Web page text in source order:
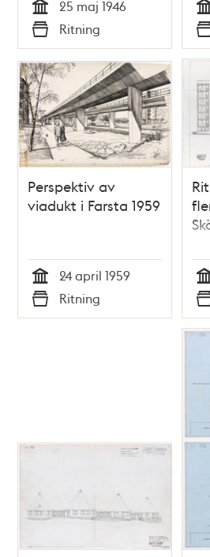
Tid
25 maj 1946
Typ
Ritning Tid
Perspektiv av
viadukt i Farsta 1959
Tid
24 april 1959
Typ
Ritning Tid